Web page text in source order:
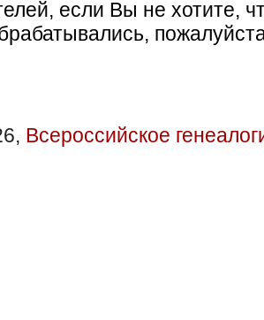
если Вы не хотите,
Всероссийское